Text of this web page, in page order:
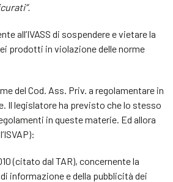
.
all’IVASS di sospendere e vietare la
prodotti in violazione delle norme
del Cod. Ass. Priv. a regolamentare in
Il legislatore ha previsto che lo stesso
in queste materie. Ed allora
(citato dal TAR), concernente la
informazione e della pubblicità dei